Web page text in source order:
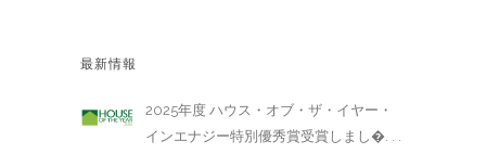
最新情報
2025年度 ハウス・オブ・ザ・イヤー・
インエナジー特別優秀賞受賞しまし�. . .